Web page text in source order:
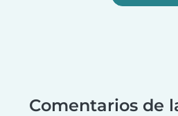
Comentarios de